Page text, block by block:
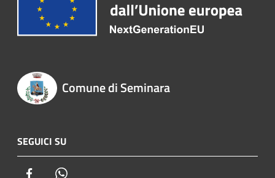
Comune di Seminara
SEGUICI SU
Facebook